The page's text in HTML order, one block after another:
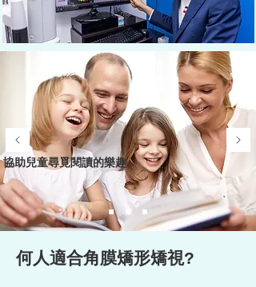
協助兒童尋覓閱讀的樂趣
何人適合角膜矯形矯視?